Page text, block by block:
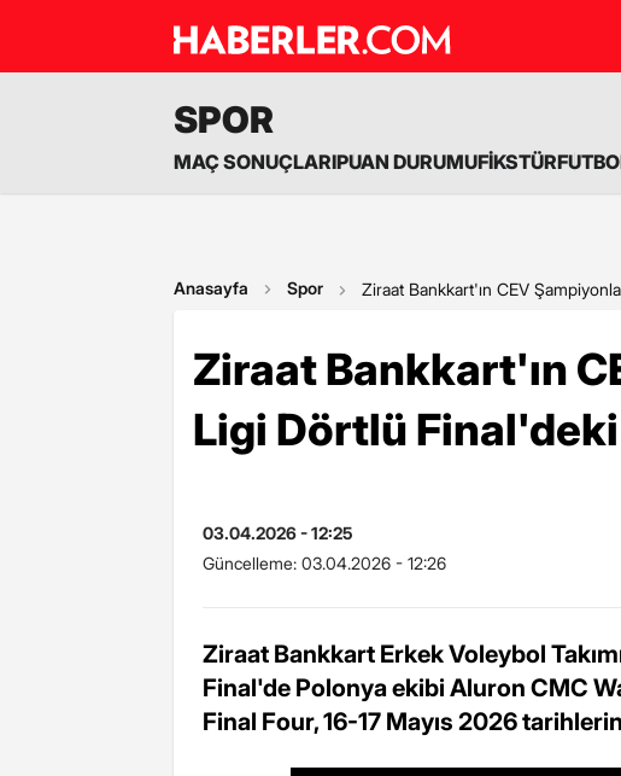
SPOR
MAÇ SONUÇLARIPUAN DURUMUFİKSTÜR
Anasayfa Spor Ziraat Bankkart'ın CEV
Ziraat Bankkart'ın
Ligi Dörtlü
03.04.2026 - 12:25
Güncelleme: 03.04.2026 - 12:26
Ziraat Bankkart Erkek Voleybol
Final'de Polonya ekibi Aluron CMC
Final Four, 16-17 Mayıs 2026